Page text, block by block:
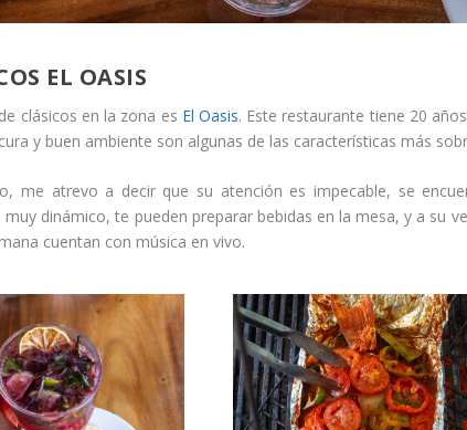
EL OASIS
clásicos en la zona es El Oasis. Este restaurante tiene 20
y buen ambiente son algunas de las características más
me atrevo a decir que su atención es impecable, se
muy dinámico, te pueden preparar bebidas en la mesa, y a su
cuentan con música en vivo.